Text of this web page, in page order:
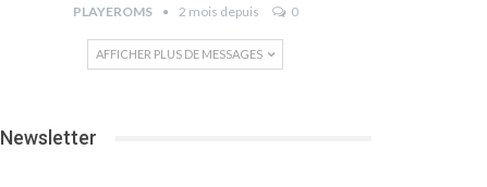
PLAYEROMS 2 mois depuis 0
AFFICHER PLUS DE MESSAGES
Newsletter